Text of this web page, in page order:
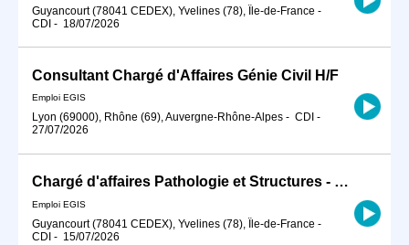
Guyancourt (78041 CEDEX), Yvelines (78), Île-de-France -
CDI - 18/07/2026
Consultant Chargé d'Affaires Génie Civil H/F
Emploi EGIS
Lyon (69000), Rhône (69), Auvergne-Rhône-Alpes - CDI -
27/07/2026
Chargé d'affaires Pathologie et Structures - France Nord H/F
Emploi EGIS
Guyancourt (78041 CEDEX), Yvelines (78), Île-de-France -
CDI - 15/07/2026